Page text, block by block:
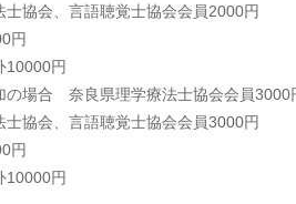
士協会、言語聴覚士協会会員2000円
円
10000円
の場合 奈良県理学療法士協会会員3000
士協会、言語聴覚士協会会員3000円
円
10000円